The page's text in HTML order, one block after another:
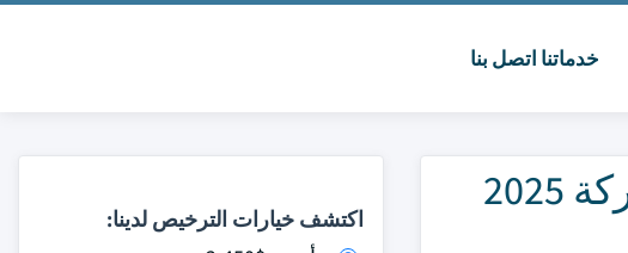
خدماتنا اتصل بنا
سوق الأكياس المسطحة ذات الجوانب الأربعة الحجم والمشاركة 2025
اكتشف خيارات الترخيص لدينا: